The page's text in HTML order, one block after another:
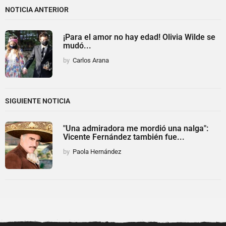
NOTICIA ANTERIOR
¡Para el amor no hay edad! Olivia Wilde se
mudó...
by Carlos Arana
SIGUIENTE NOTICIA
"Una admiradora me mordió una nalga":
Vicente Fernández también fue...
by Paola Hernández